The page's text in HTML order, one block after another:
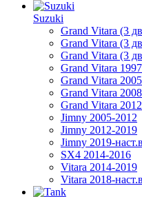
Suzuki
Grand Vitara (3
Grand Vitara (3
Grand Vitara (3
Grand Vitara
Grand Vitara
Grand Vitara
Grand Vitara
Jimny 2005-2012
Jimny 2012-2019
Jimny 2019-
SX4 2014-2016
Vitara 2014-2019
Vitara 2018-